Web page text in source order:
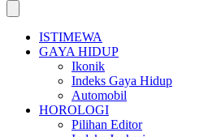
ISTIMEWA
GAYA HIDUP
Ikonik
Indeks Gaya Hidup
Automobil
HOROLOGI
Pilihan Editor